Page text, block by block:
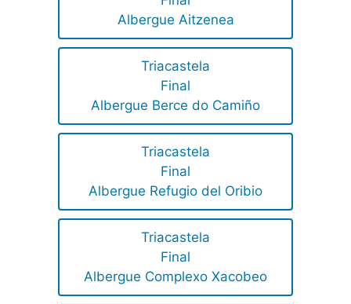
Albergue Aitzenea
Triacastela
Final
Albergue Berce do Camiño
Triacastela
Final
Albergue Refugio del Oribio
Triacastela
Final
Albergue Complexo Xacobeo